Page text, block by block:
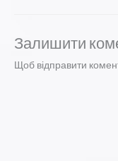
Залишити
Щоб відправити